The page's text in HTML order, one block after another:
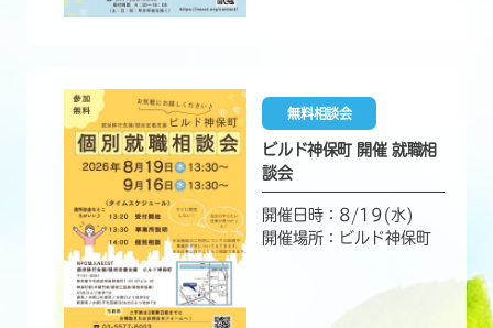
無料相談会
ビルド神保町 開催 就職相
談会
開催日時：8/19(水)
開催場所：ビルド神保町